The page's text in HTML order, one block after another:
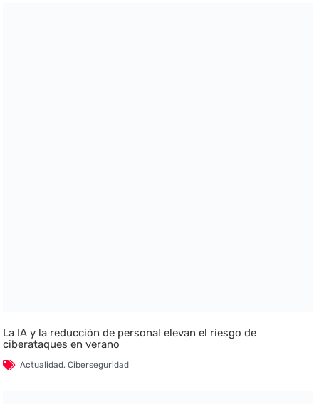
La IA y la reducción de personal elevan el riesgo de
ciberataques en verano
Actualidad,Ciberseguridad